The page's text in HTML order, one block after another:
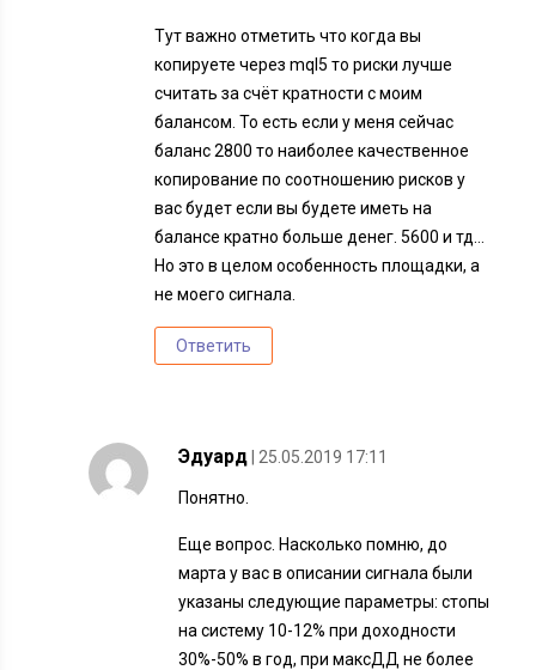
Тут важно отметить что когда вы
копируете через mql5 то риски лучше
считать за счёт кратности с моим
балансом. То есть если у меня сейчас
баланс 2800 то наиболее качественное
копирование по соотношению рисков у
вас будет если вы будете иметь на
балансе кратно больше денег. 5600 и тд…
Но это в целом особенность площадки, а
не моего сигнала.
Ответить
Эдуард | 25.05.2019 17:11
Понятно.
Еще вопрос. Насколько помню, до
марта у вас в описании сигнала были
указаны следующие параметры: стопы
на систему 10-12% при доходности
30%-50% в год, при максДД не более